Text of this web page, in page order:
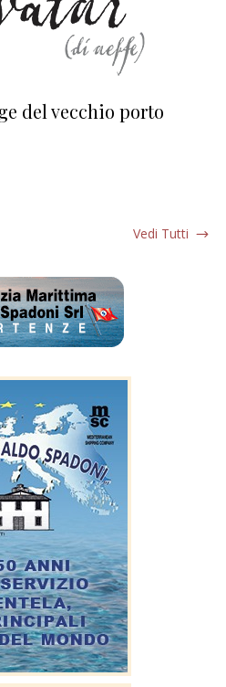
del vecchio porto
Vedi Tutti